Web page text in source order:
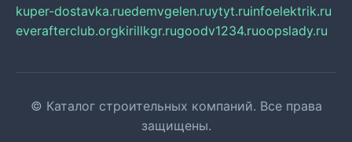
kuper-dostavka.ruedemvgelen.ruytyt.ruinfoelektrik.ru
everafterclub.orgkirillkgr.rugoodv1234.ruoopslady.ru
© Каталог строительных компаний. Все права
защищены.